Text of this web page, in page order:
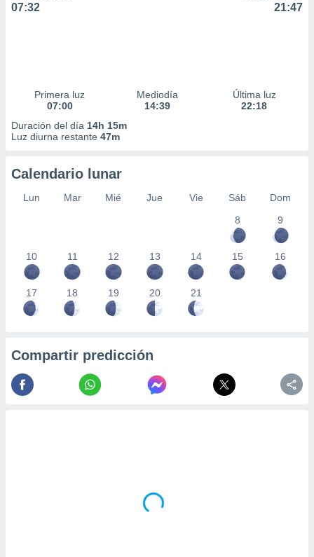
07:32 21:47
Primera luz
07:00
Mediodía
14:39
Última luz
22:18
Duración del día 14h 15m
Luz diurna restante 47m
Calendario lunar
Lun Mar Mié Jue Vie Sáb
Dom
8
9
10 11 12 13 14 15 16
17 18 19 20 21
Compartir predicción